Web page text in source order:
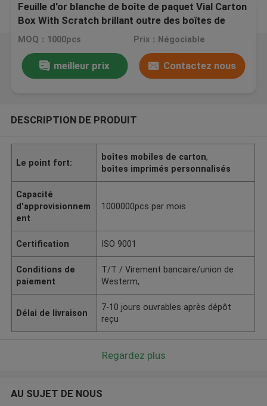
Feuille d'or blanche de boîte de paquet Vial Carton
Box With Scratch brillant outre des boîtes de
petit emballage de code de sécurité
MOQ：1000pcs Prix：Négociable
meilleur prix Contactez nous
DESCRIPTION DE PRODUIT
Le point fort:
boîtes mobiles de carton,
boîtes imprimés personnalisés
Capacité
d'approvisionnem
ent
1000000pcs par mois
Certification ISO 9001
Conditions de
paiement
T/T / Virement bancaire/union de
Westerm,
Délai de livraison
7-10 jours ouvrables après dépôt
reçu
Regardez plus
AU SUJET DE NOUS